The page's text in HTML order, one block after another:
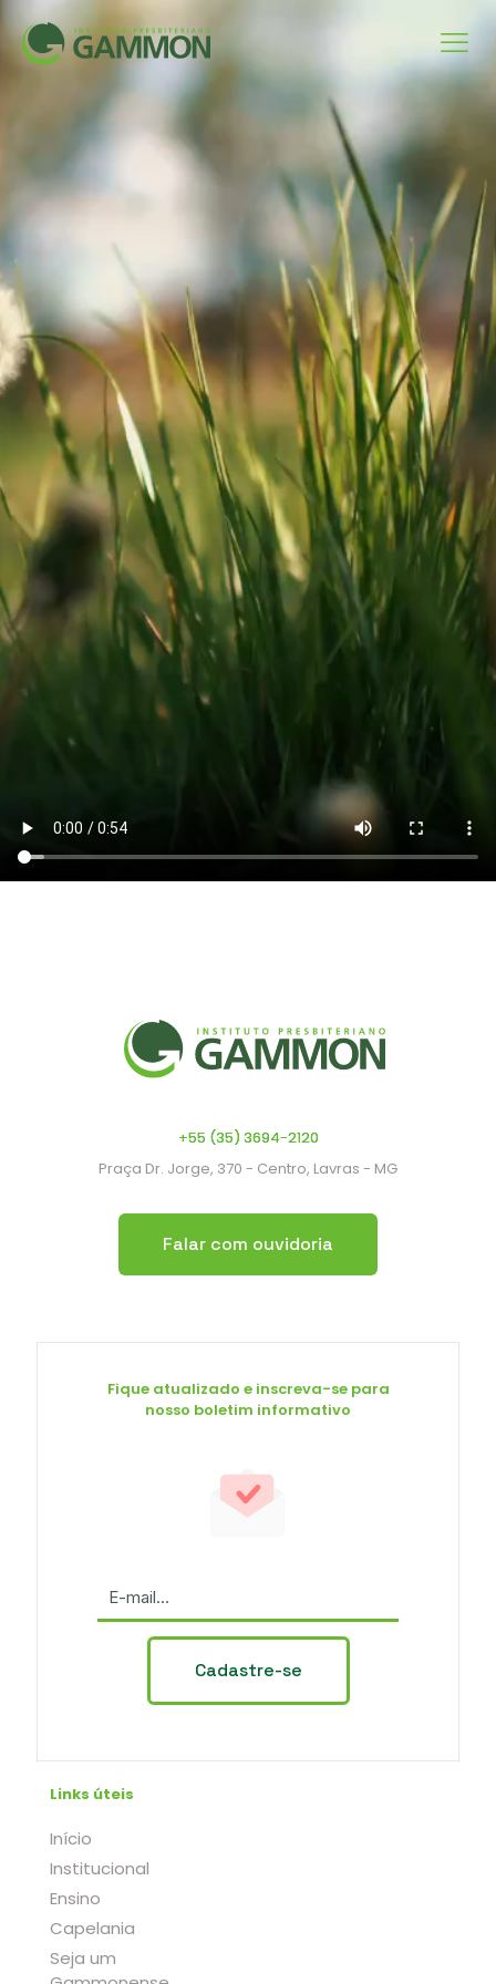
+55 (35) 3694-2120
Praça Dr. Jorge, 370 - Centro, Lavras - MG
Falar com ouvidoria
Links úteis
Início
Institucional
Ensino
Capelania
Seja um
Fique atualizado e inscreva-se para
nosso boletim informativo